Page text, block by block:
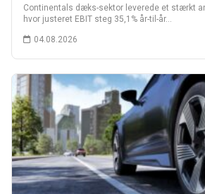
Continentals dæks-sektor leverede et stærkt
hvor justeret EBIT steg 35,1% år-til-år…
04.08.2026